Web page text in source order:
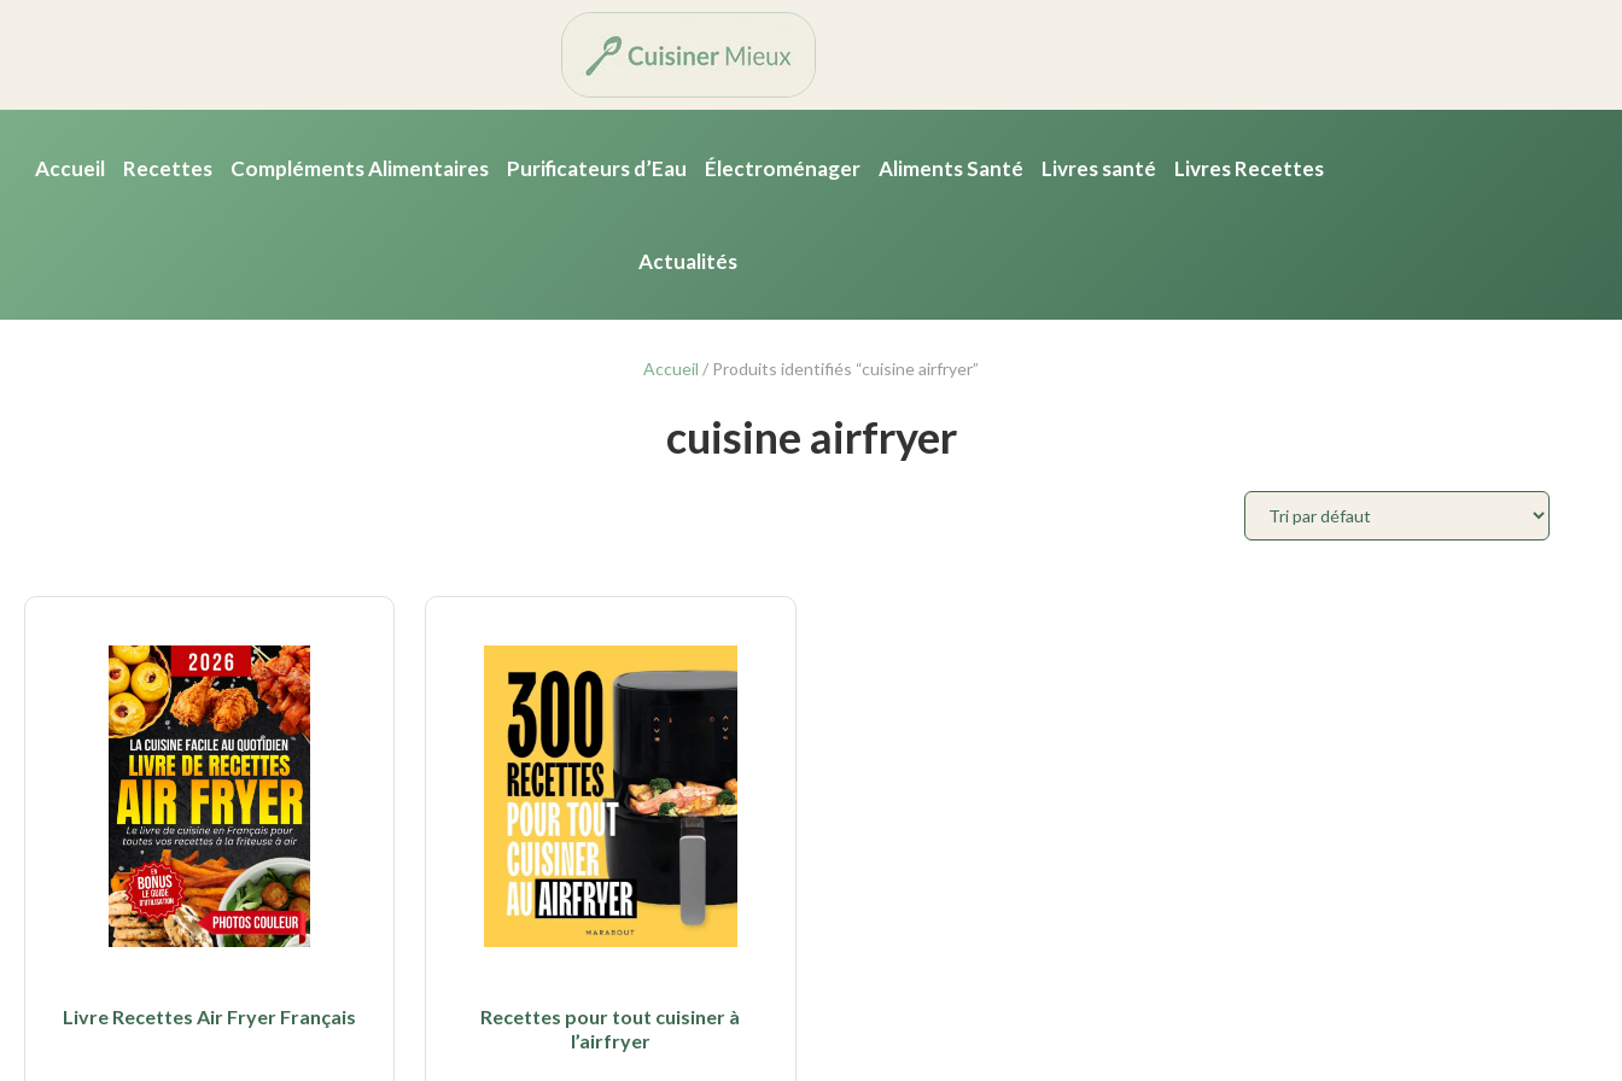
Accueil Recettes Compléments Alimentaires Purificateurs d’Eau Électroménager Aliments Santé Livres santé Livres Recettes
Actualités
Accueil / Produits identifiés “cuisine airfryer”
cuisine airfryer
Livre Recettes Air Fryer Français
Recettes pour tout cuisiner à
l’airfryer